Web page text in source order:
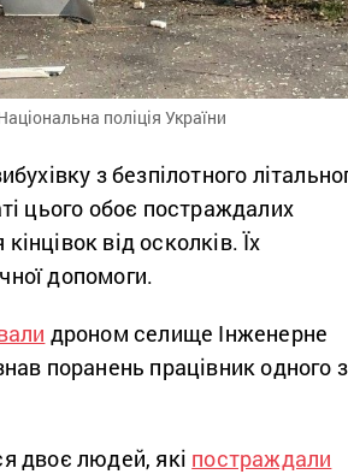
поліція України
з безпілотного
цього обоє постраждалих
від осколків. Їх
допомоги.
дроном селище Інженерне
поранень працівник одного з
двоє людей, які постраждали